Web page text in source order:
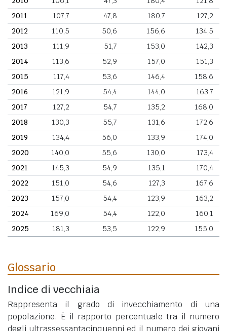
2011
107,7 47,8 180,7
127,2
2012
110,5 50,6 156,6
134,5
2013
111,9 51,7 153,0
142,3
2014
113,6 52,9 157,0
151,3
2015
117,4 53,6 146,4
158,6
2016
121,9 54,4 144,0
163,7
2017
127,2 54,7 135,2
168,0
2018
130,3 55,7 131,6
172,6
2019
134,4 56,0 133,9
174,0
2020
140,0 55,6 130,0
173,4
2021
145,3 54,9 135,1
170,4
2022
151,0 54,6 127,3
167,6
2023
157,0 54,4 123,9
163,2
2024
169,0 54,4 122,0
160,1
2025
181,3 53,5 122,9 155,0
Glossario
Indice di vecchiaia
Rappresenta il grado di invecchiamento di una
popolazione. È il rapporto percentuale tra il numero
degli ultrassessantacinquenni ed il numero dei giovani